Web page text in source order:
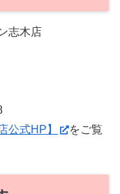
志木店
公式HP】
をご覧